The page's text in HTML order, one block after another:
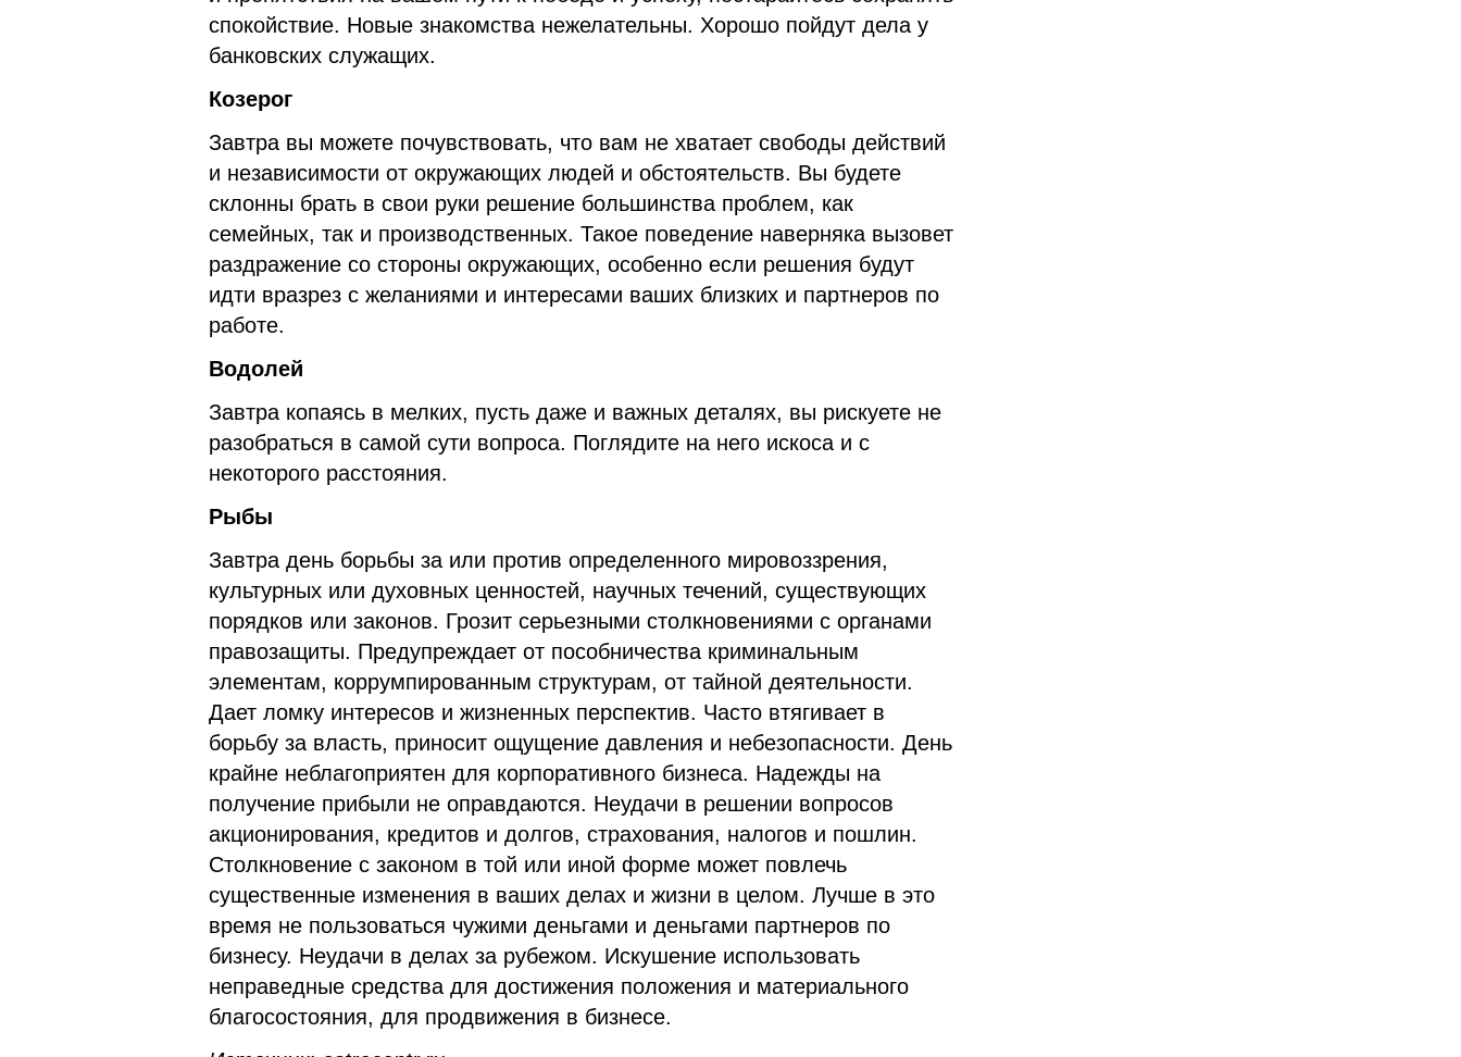
спокойствие. Новые знакомства нежелательны. Хорошо пойдут дела у
банковских служащих.
Козерог
Завтра вы можете почувствовать, что вам не хватает свободы действий
и независимости от окружающих людей и обстоятельств. Вы будете
склонны брать в свои руки решение большинства проблем, как
семейных, так и производственных. Такое поведение наверняка вызовет
раздражение со стороны окружающих, особенно если решения будут
идти вразрез с желаниями и интересами ваших близких и партнеров по
работе.
Водолей
Завтра копаясь в мелких, пусть даже и важных деталях, вы рискуете не
разобраться в самой сути вопроса. Поглядите на него искоса и с
некоторого расстояния.
Рыбы
Завтра день борьбы за или против определенного мировоззрения,
культурных или духовных ценностей, научных течений, существующих
порядков или законов. Грозит серьезными столкновениями с органами
правозащиты. Предупреждает от пособничества криминальным
элементам, коррумпированным структурам, от тайной деятельности.
Дает ломку интересов и жизненных перспектив. Часто втягивает в
борьбу за власть, приносит ощущение давления и небезопасности. День
крайне неблагоприятен для корпоративного бизнеса. Надежды на
получение прибыли не оправдаются. Неудачи в решении вопросов
акционирования, кредитов и долгов, страхования, налогов и пошлин.
Столкновение с законом в той или иной форме может повлечь
существенные изменения в ваших делах и жизни в целом. Лучше в это
время не пользоваться чужими деньгами и деньгами партнеров по
бизнесу. Неудачи в делах за рубежом. Искушение использовать
неправедные средства для достижения положения и материального
благосостояния, для продвижения в бизнесе.